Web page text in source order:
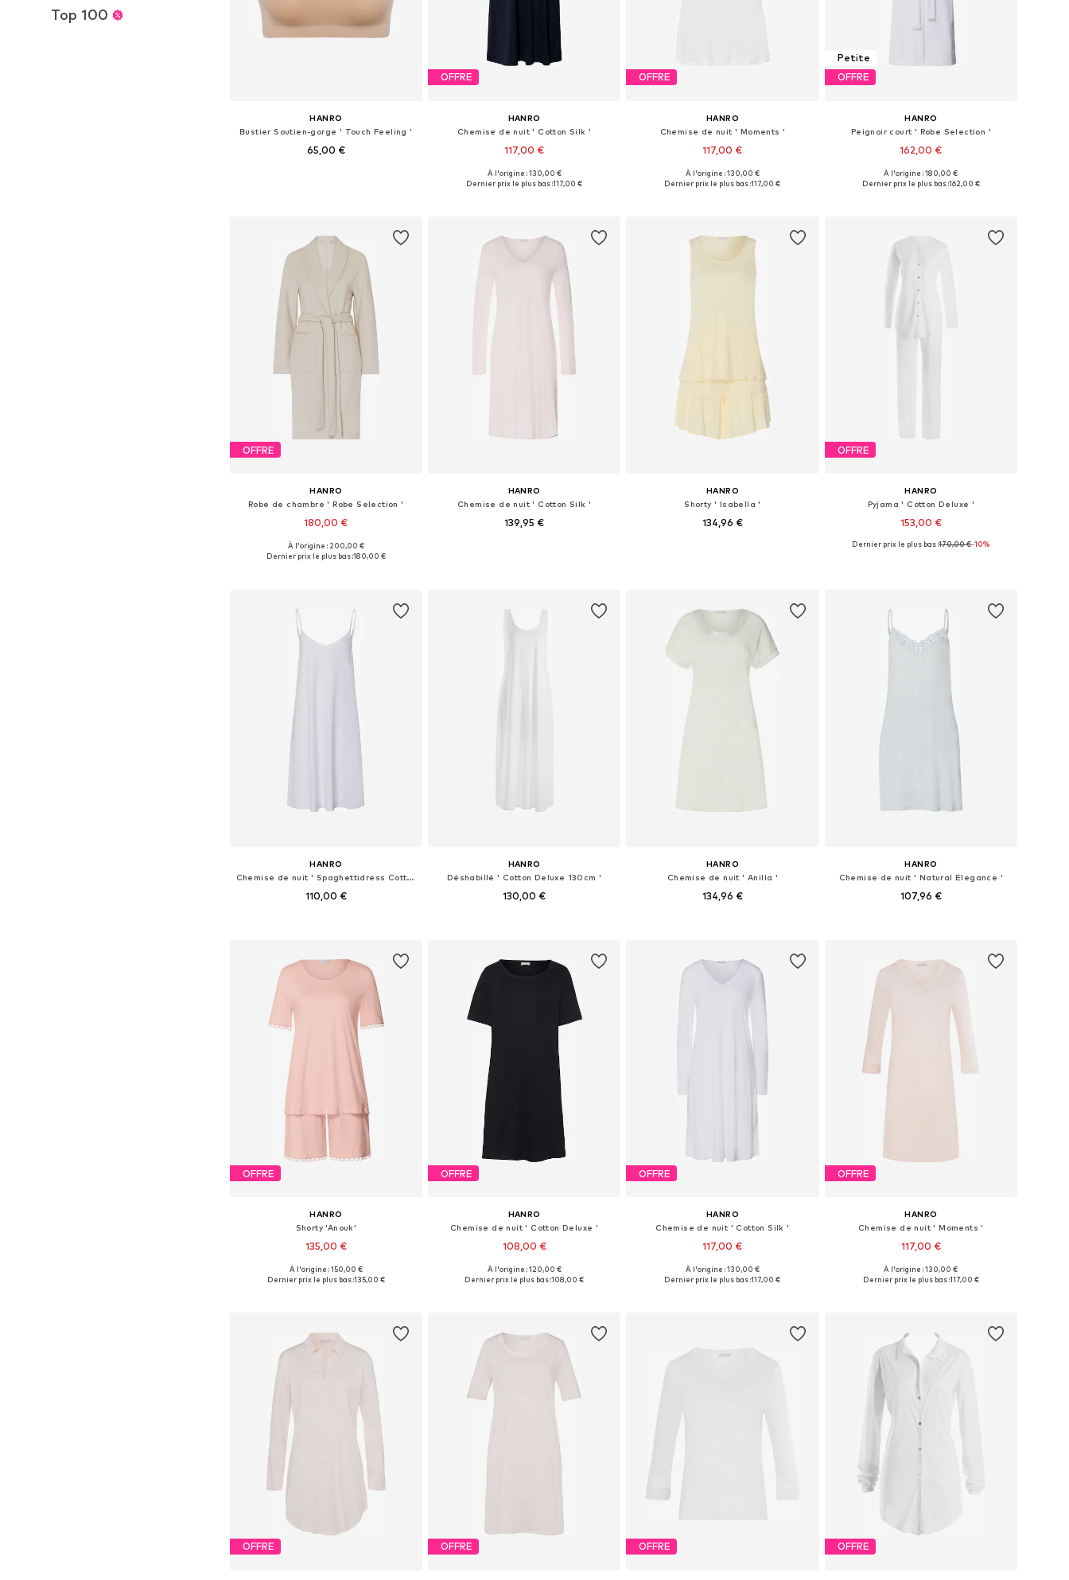
Top 100
HANRO
Bustier Soutien-gorge ' Touch Feeling '
65,00 €
OFFRE
HANRO
Chemise de nuit ' Cotton Silk '
117,00 €
Tailles disponibles: XS, S, M, L, XL
À l'origine : 130,00 €
Dernier prix le plus bas :117,00 €
OFFRE
HANRO
Chemise de nuit ' Moments '
117,00 €
Tailles disponibles: XS, S, M, L
À l'origine : 130,00 €
Dernier prix le plus bas :117,00 €
Petite
OFFRE
HANRO
Peignoir court ' Robe Selection '
162,00 €
Tailles disponibles: XS, S, M, L, XL
À l'origine : 180,00 €
Dernier prix le plus bas :162,00 €
OFFRE
HANRO
Robe de chambre ' Robe Selection '
180,00 €
Tailles disponibles: XS, S, M, L, XL
À l'origine : 200,00 €
Dernier prix le plus bas :180,00 €
HANRO
Chemise de nuit ' Cotton Silk '
139,95 €
HANRO
Shorty ' Isabella '
134,96 €
OFFRE
HANRO
Pyjama ' Cotton Deluxe '
153,00 €
Tailles disponibles: XS, S, M, L, XL
Dernier prix le plus bas :170,00 €-10%
HANRO
Chemise de nuit ' Spaghettidress Cotton Silk '
110,00 €
HANRO
Déshabillé ' Cotton Deluxe 130cm '
130,00 €
HANRO
Chemise de nuit ' Anilla '
134,96 €
HANRO
Chemise de nuit ' Natural Elegance '
107,96 €
OFFRE
HANRO
Shorty 'Anouk'
135,00 €
Tailles disponibles: S, M, L
À l'origine : 150,00 €
Dernier prix le plus bas :135,00 €
OFFRE
HANRO
Chemise de nuit ' Cotton Deluxe '
108,00 €
Tailles disponibles: XS, S, M, L, XL
À l'origine : 120,00 €
Dernier prix le plus bas :108,00 €
OFFRE
HANRO
Chemise de nuit ' Cotton Silk '
117,00 €
Tailles disponibles: XS, S, M, L, XL
À l'origine : 130,00 €
Dernier prix le plus bas :117,00 €
OFFRE
HANRO
Chemise de nuit ' Moments '
117,00 €
Tailles disponibles: XS, S, M, L, XL
À l'origine : 130,00 €
Dernier prix le plus bas :117,00 €
OFFRE OFFRE OFFRE OFFRE